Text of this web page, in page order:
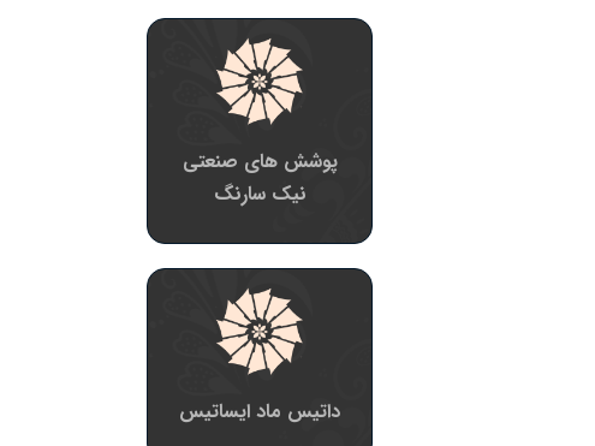
پوشش های صنعتی
نیک سارنگ
داتیس ماد ایساتیس